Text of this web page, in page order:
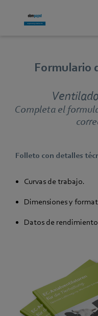
Formulario
Completa el
Folleto con detalles
Curvas de trabajo.
Dimensiones y
Datos de